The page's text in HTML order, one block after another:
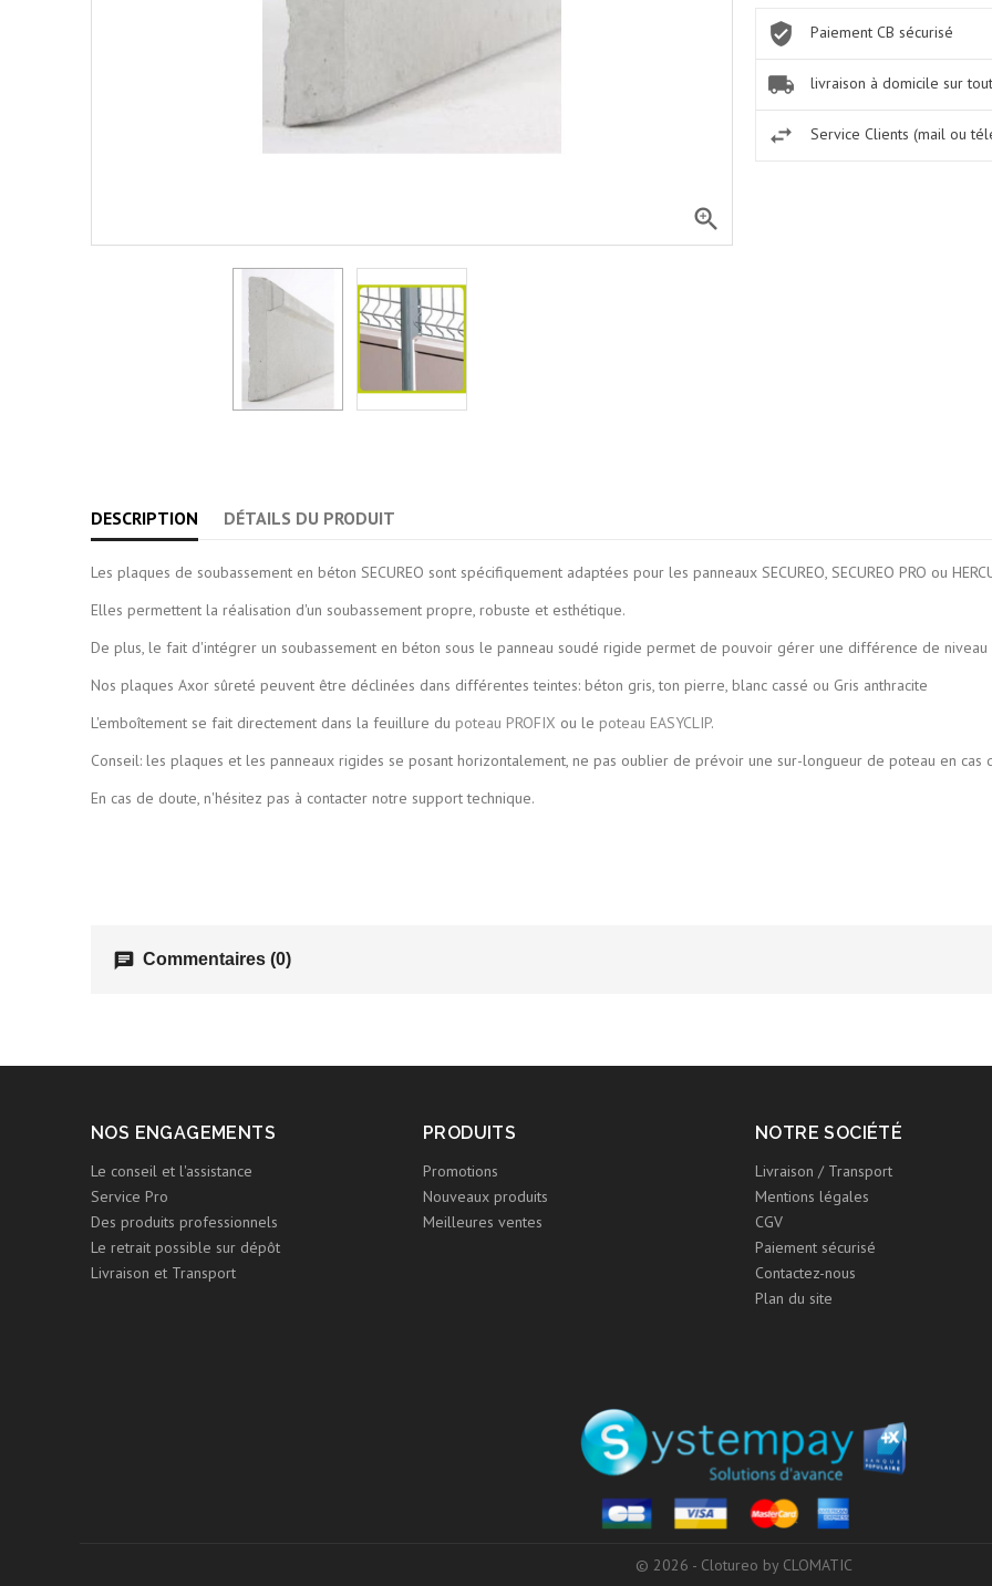

Paiement CB sécurisé
livraison à domicile sur
Service Clients (mail ou
DESCRIPTION DÉTAILS DU PRODUIT
Les plaques de soubassement en béton SECUREO sont spécifiquement adaptées pour les panneaux SECUREO, SECUREO PRO ou
Elles permettent la réalisation d'un soubassement propre, robuste et esthétique.
De plus, le fait d'intégrer un soubassement en béton sous le panneau soudé rigide permet de pouvoir gérer une différence de
Nos plaques Axor sûreté peuvent être déclinées dans différentes teintes: béton gris, ton pierre, blanc cassé ou Gris anthracite
L'emboîtement se fait directement dans la feuillure du poteau PROFIX ou le poteau EASYCLIP.
Conseil: les plaques et les panneaux rigides se posant horizontalement, ne pas oublier de prévoir une sur-longueur de poteau en cas
En cas de doute, n'hésitez pas à contacter notre support technique.
chat Commentaires (0)
NOS ENGAGEMENTS
Le conseil et l'assistance
Service Pro
Des produits professionnels
Le retrait possible sur dépôt
Livraison et Transport
PRODUITS
Promotions
Nouveaux produits
Meilleures ventes
NOTRE SOCIÉTÉ
Livraison / Transport
Mentions légales
CGV
Paiement sécurisé
Contactez-nous
Plan du site
© 2026 - Clotureo by CLOMATIC